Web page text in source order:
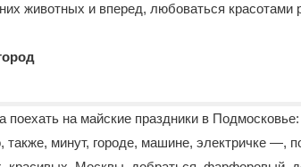
животных и вперед, любоваться красотами